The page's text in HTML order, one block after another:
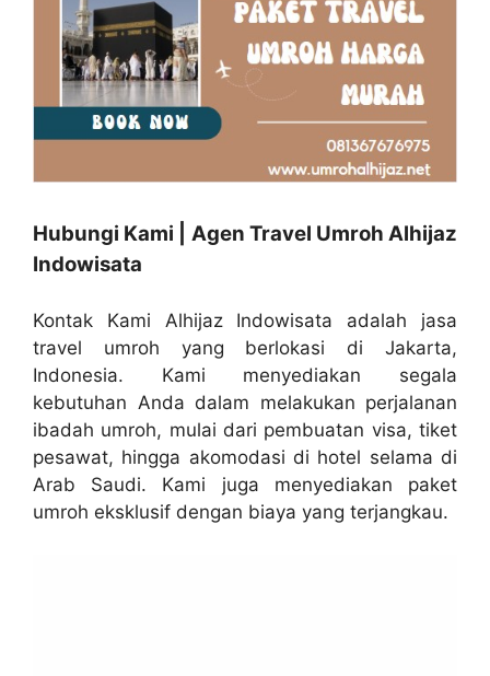
Hubungi Kami | Agen Travel Umroh Alhijaz
Indowisata
Kontak Kami Alhijaz Indowisata adalah jasa
travel umroh yang berlokasi di Jakarta,
Indonesia. Kami menyediakan segala
kebutuhan Anda dalam melakukan perjalanan
ibadah umroh, mulai dari pembuatan visa, tiket
pesawat, hingga akomodasi di hotel selama di
Arab Saudi. Kami juga menyediakan paket
umroh eksklusif dengan biaya yang terjangkau.